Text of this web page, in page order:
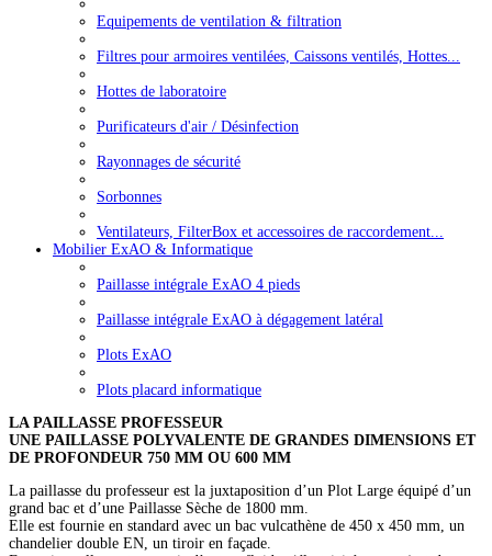
Equipements de ventilation & filtration
Filtres pour armoires ventilées, Caissons ventilés, Hottes...
Hottes de laboratoire
Purificateurs d'air / Désinfection
Rayonnages de sécurité
Sorbonnes
Ventilateurs, FilterBox et accessoires de raccordement...
Mobilier ExAO & Informatique
Paillasse intégrale ExAO 4 pieds
Paillasse intégrale ExAO à dégagement latéral
Plots ExAO
Plots placard informatique
LA PAILLASSE PROFESSEUR
UNE PAILLASSE POLYVALENTE DE GRANDES DIMENSIONS ET
DE PROFONDEUR 750 MM OU 600 MM
La paillasse du professeur est la juxtaposition d’un Plot Large équipé d’un
grand bac et d’une Paillasse Sèche de 1800 mm.
Elle est fournie en standard avec un bac vulcathène de 450 x 450 mm, un
chandelier double EN, un tiroir en façade.